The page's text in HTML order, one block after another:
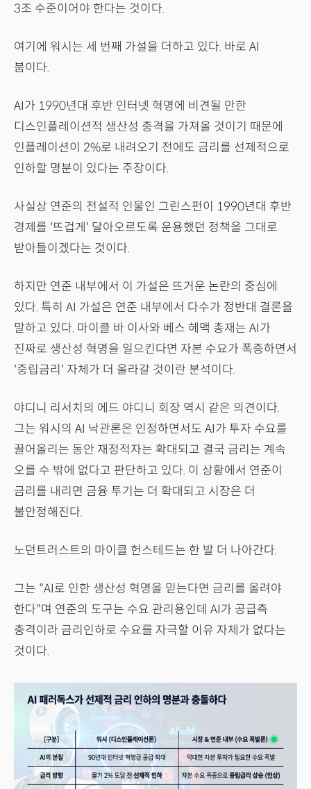
3조 수준이어야 한다는 것이다.
여기에 워시는 세 번째 가설을 더하고 있다. 바로 AI
붐이다.
AI가 1990년대 후반 인터넷 혁명에 비견될 만한
디스인플레이션적 생산성 충격을 가져올 것이기 때문에
인플레이션이 2%로 내려오기 전에도 금리를 선제적으로
인하할 명분이 있다는 주장이다.
사실상 연준의 전설적 인물인 그린스펀이 1990년대 후반
경제를 '뜨겁게' 달아오르도록 운용했던 정책을 그대로
받아들이겠다는 것이다.
하지만 연준 내부에서 이 가설은 뜨거운 논란의 중심에
있다. 특히 AI 가설은 연준 내부에서 다수가 정반대 결론을
말하고 있다. 마이클 바 이사와 베스 헤맥 총재는 AI가
진짜로 생산성 혁명을 일으킨다면 자본 수요가 폭증하면서
'중립금리' 자체가 더 올라갈 것이란 분석이다.
야디니 리서치의 에드 야디니 회장 역시 같은 의견이다.
그는 워시의 AI 낙관론은 인정하면서도 AI가 투자 수요를
끌어올리는 동안 재정적자는 확대되고 결국 금리는 계속
오를 수 밖에 없다고 판단하고 있다. 이 상황에서 연준이
금리를 내리면 금융 투기는 더 확대되고 시장은 더
불안정해진다.
노던트러스트의 마이클 헌스테드는 한 발 더 나아간다.
그는 "AI로 인한 생산성 혁명을 믿는다면 금리를 올려야
한다"며 연준의 도구는 수요 관리용인데 AI가 공급측
충격이라 금리인하로 수요를 자극할 이유 자체가 없다는
것이다.